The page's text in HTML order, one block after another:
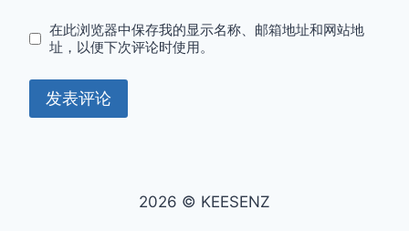
在此浏览器中保存我的显示名称、邮箱地址和网站地
址，以便下次评论时使用。
2026 © KEESENZ